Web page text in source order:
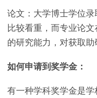
论文：大学博士学位
比较看重，而专业论
的研究能力，对获取助
如何申请到奖学金：
有一种学科奖学金是